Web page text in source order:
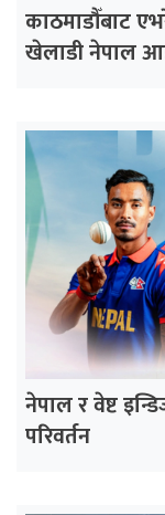
काठमाडौँबाट
खेलाडी नेपाल
नेपाल र वेष्ट
परिवर्तन